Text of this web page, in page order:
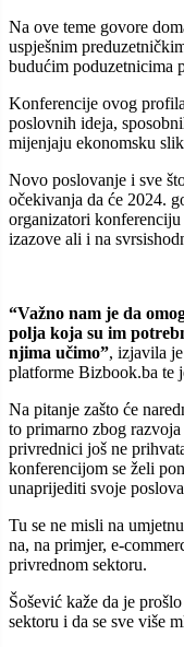
Na ove teme govore
uspješnim
budućim poduzetnicima
Konferencije ovog
poslovnih ideja,
mijenjaju ekonomsku
Novo poslovanje i sve
očekivanja da će 2024.
organizatori
izazove ali i na
“Važno nam je da
polja koja su im
njima učimo”, izjavila
platforme Bizbook.ba te
Na pitanje zašto će
to primarno zbog
privrednici još ne
konferencijom se želi
unaprijediti svoje
Tu se ne misli na
na, na primjer, e-
privrednom sektoru.
Šošević kaže da je
sektoru i da se sve više